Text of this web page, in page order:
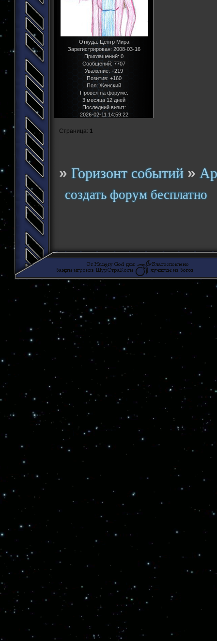
Откуда:Центр Мира
Зарегистрирован: 2008-03-16
Приглашений: 0
Сообщений: 7707
Уважение: +219
Позитив: +160
Пол:Женский
Провел на форуме:
3 месяца 12 дней
Последний визит:
2026-02-11 14:59:22
Страница: 1
»Горизонт событий »
создать форум бесплатно